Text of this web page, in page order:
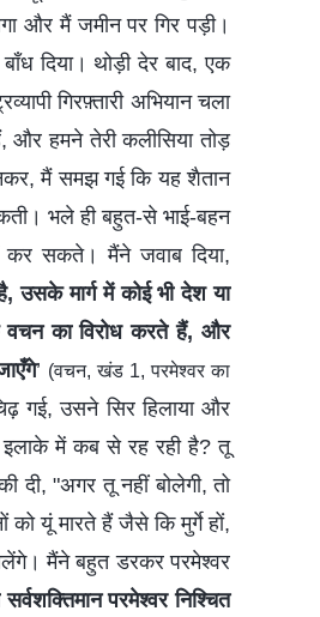
और मैं जमीन पर गिर पड़ी।
दिया। थोड़ी देर बाद, एक
गिरफ़्तारी अभियान चला
और हमने तेरी कलीसिया तोड़
मैं समझ गई कि यह शैतान
भले ही बहुत-से भाई-बहन
कर सकते। मैंने जवाब दिया,
उसके मार्ग में कोई भी देश या
वचन का विरोध करते हैं, और
’ (वचन, खंड 1, परमेश्वर का
गई, उसने सिर हिलाया और
में कब से रह रही है? तू
दी, "अगर तू नहीं बोलेगी, तो
यूं मारते हैं जैसे कि मुर्गे हों,
मैंने बहुत डरकर परमेश्वर
परमेश्वर निश्चित